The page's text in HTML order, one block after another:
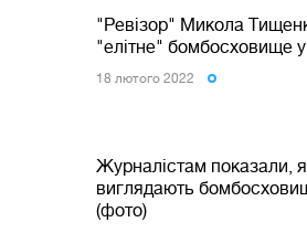
"Ревізор" Микола
"елітне" бомбосховище у
18 лютого 2022
Журналістам показали,
виглядають
(фото)